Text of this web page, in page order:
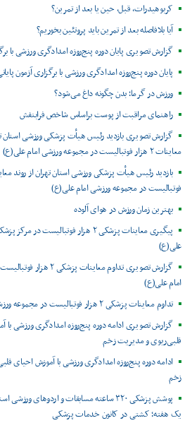
کربوهیدرات، قبل، حین یا بعد از تمرین؟
آیا بلافاصله بعد از تمرین باید پروتئین بخوریم؟
گزارش تصویری پایان دوره پنج‌روزه امدادگری ورزشی با
پایان دوره پنج‌روزه امدادگری ورزشی با برگزاری آزمون
ورزش در گرما؛ بدن چگونه داغ می‌شود؟
راهنمای مراقبت از پوست براساس شاخص فرابنفش
گزارش تصویری بازدید رئیس هیأت پزشکی ورزشی استان
معاینات ۲ هزار فوتبالیست در مجموعه ورزشی امام علی(ع)
فوتبالیست در مجموعه ورزشی امام علی(ع)
بهترین زمان ورزش در هوای آلوده
پیگیری معاینات پزشکی ۲ هزار فوتبالیست در
علی(ع)
گزارش تصویری تداوم معاینات
امام علی(ع)
تداوم معاینات پزشکی ۲ هزار فوتبالیست در مجموعه ورزشی امام علی(ع)
گزارش تصویری ادامه دوره پنج‌روزه امدادگری ورزشی با
قلبی‌ریوی و مدیریت زخم
ادامه دوره پنج‌روزه امدادگری ورزشی با آموزش احیای
زخم
پوشش پزشکی ۳۲۰ ساعته مسابقات و اردوهای
یک هفته؛ کشتی در کانون خدمات پزشکی